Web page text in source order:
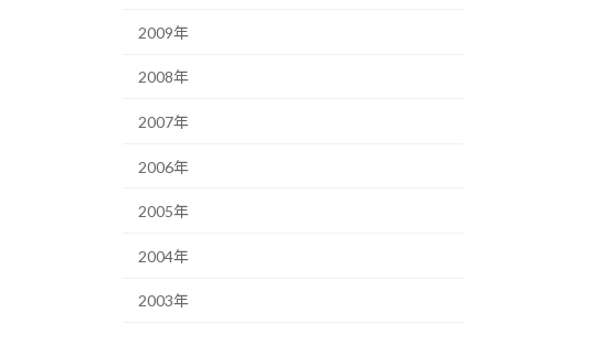
2009年
2008年
2007年
2006年
2005年
2004年
2003年